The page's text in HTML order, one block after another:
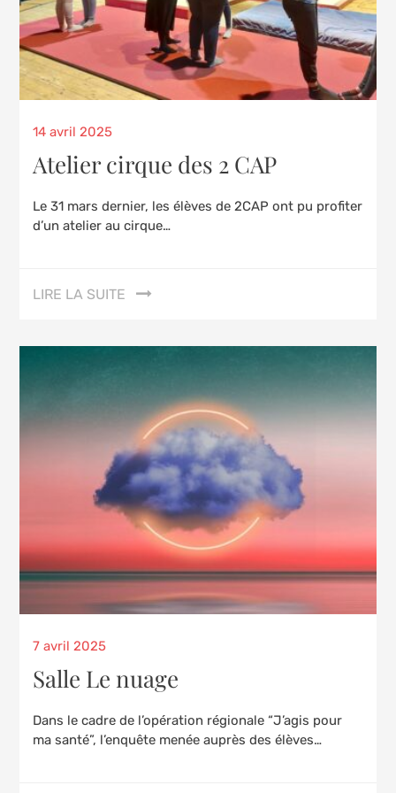
Posted
14 avril 2025
Atelier cirque des 2 CAP
Le 31 mars dernier, les élèves de 2CAP ont pu profiter
d’un atelier au cirque…
LIRE LA SUITE
Posted
7 avril 2025
Salle Le nuage
Dans le cadre de l’opération régionale “J’agis pour
ma santé”, l’enquête menée auprès des élèves…